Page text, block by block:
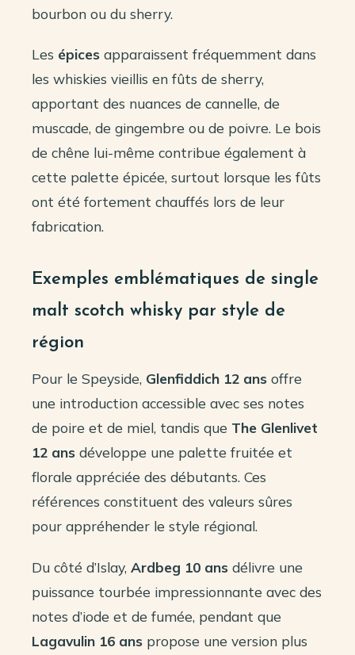
bourbon ou du sherry.
Les épices apparaissent fréquemment dans
les whiskies vieillis en fûts de sherry,
apportant des nuances de cannelle, de
muscade, de gingembre ou de poivre. Le bois
de chêne lui-même contribue également à
cette palette épicée, surtout lorsque les fûts
ont été fortement chauffés lors de leur
fabrication.
Exemples emblématiques de single
malt scotch whisky par style de
région
Pour le Speyside, Glenfiddich 12 ans offre
une introduction accessible avec ses notes
de poire et de miel, tandis que The Glenlivet
12 ans développe une palette fruitée et
florale appréciée des débutants. Ces
références constituent des valeurs sûres
pour appréhender le style régional.
Du côté d’Islay, Ardbeg 10 ans délivre une
puissance tourbée impressionnante avec des
notes d’iode et de fumée, pendant que
Lagavulin 16 ans propose une version plus